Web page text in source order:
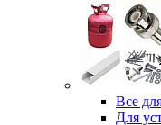
Все
Для